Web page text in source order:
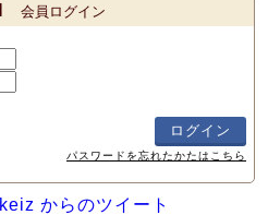
会員ログイン
パスワードを忘れたかたはこちら
からのツイート